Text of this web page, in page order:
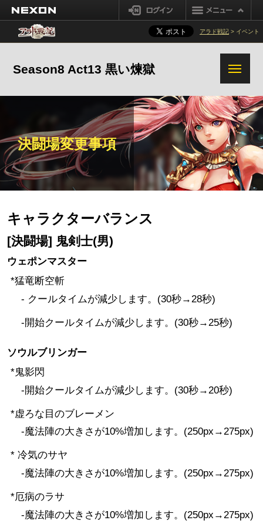
ログイン
アラド戦記 > イベント
Season8 Act13 黒い煉獄
決闘場変更事項
キャラクターバランス
[決闘場] 鬼剣士(男)
ウェポンマスター
*猛竜断空斬
- クールタイムが減少します。(30秒→28秒)
-開始クールタイムが減少します。(30秒→25秒)
ソウルブリンガー
*鬼影閃
-開始クールタイムが減少します。(30秒→20秒)
*虚ろな目のブレーメン
-魔法陣の大きさが10%増加します。(250px→275px)
* 冷気のサヤ
-魔法陣の大きさが10%増加します。(250px→275px)
*厄病のラサ
-魔法陣の大きさが10%増加します。(250px→275px)